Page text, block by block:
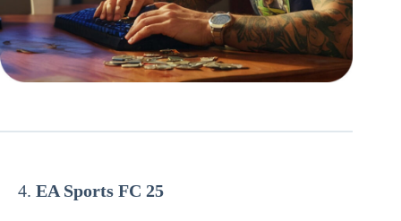
EA Sports FC 25